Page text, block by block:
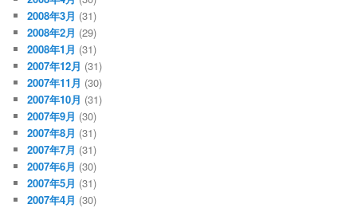
2008年3月 (31)
2008年2月 (29)
2008年1月 (31)
2007年12月 (31)
2007年11月 (30)
2007年10月 (31)
2007年9月 (30)
2007年8月 (31)
2007年7月 (31)
2007年6月 (30)
2007年5月 (31)
2007年4月 (30)